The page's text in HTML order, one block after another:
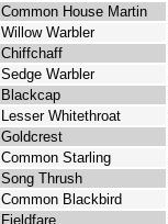
Common House Martin
Willow Warbler
Chiffchaff
Sedge Warbler
Blackcap
Lesser Whitethroat
Goldcrest
Common Starling
Song Thrush
Common Blackbird
Fieldfare